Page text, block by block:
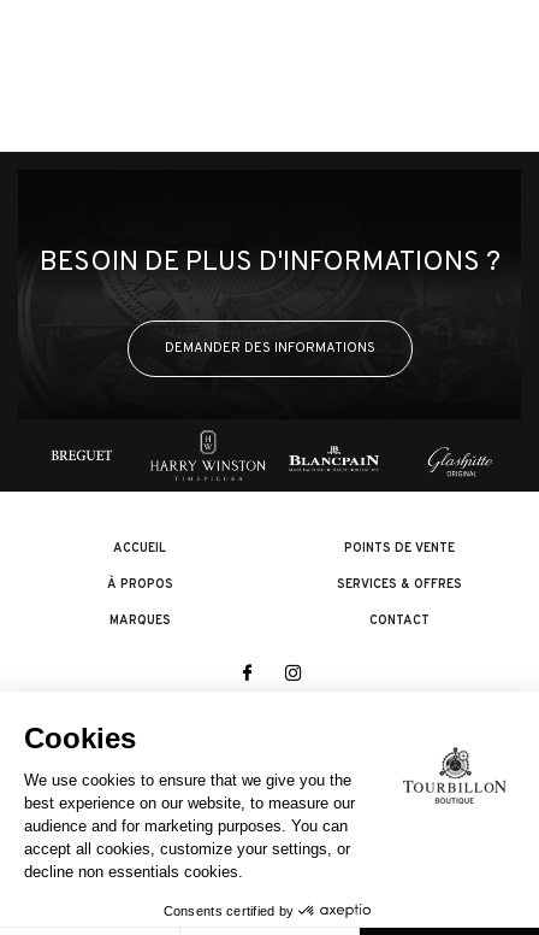
BESOIN DE PLUS D'INFORMATIONS ?
DEMANDER DES INFORMATIONS
ACCUEIL
À PROPOS
MARQUES
POINTS DE VENTE
SERVICES & OFFRES
CONTACT
UNE ENTREPRISE DU